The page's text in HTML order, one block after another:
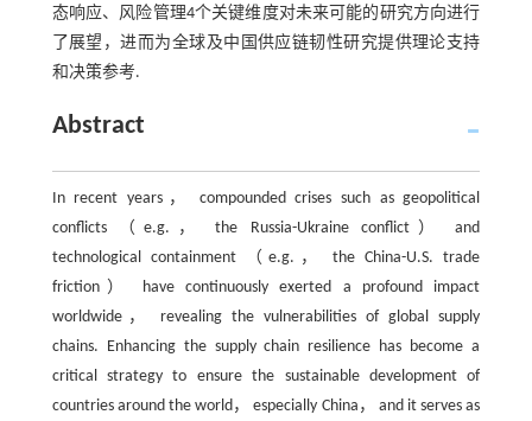
态响应、风险管理4个关键维度对未来可能的研究方向进行
了展望，进而为全球及中国供应链韧性研究提供理论支持
和决策参考.
Abstract
In recent years， compounded crises such as geopolitical
conflicts （e.g.， the Russia-Ukraine conflict） and
technological containment （e.g.， the China-U.S. trade
friction） have continuously exerted a profound impact
worldwide， revealing the vulnerabilities of global supply
chains. Enhancing the supply chain resilience has become a
critical strategy to ensure the sustainable development of
countries around the world， especially China， and it serves as